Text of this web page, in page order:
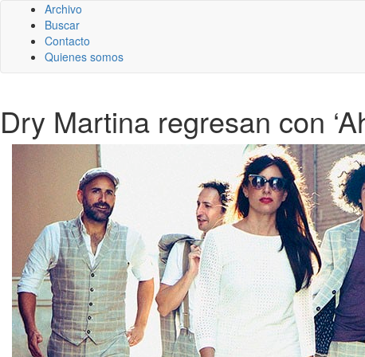
Archivo
Buscar
Contacto
Quienes somos
Dry Martina regresan con